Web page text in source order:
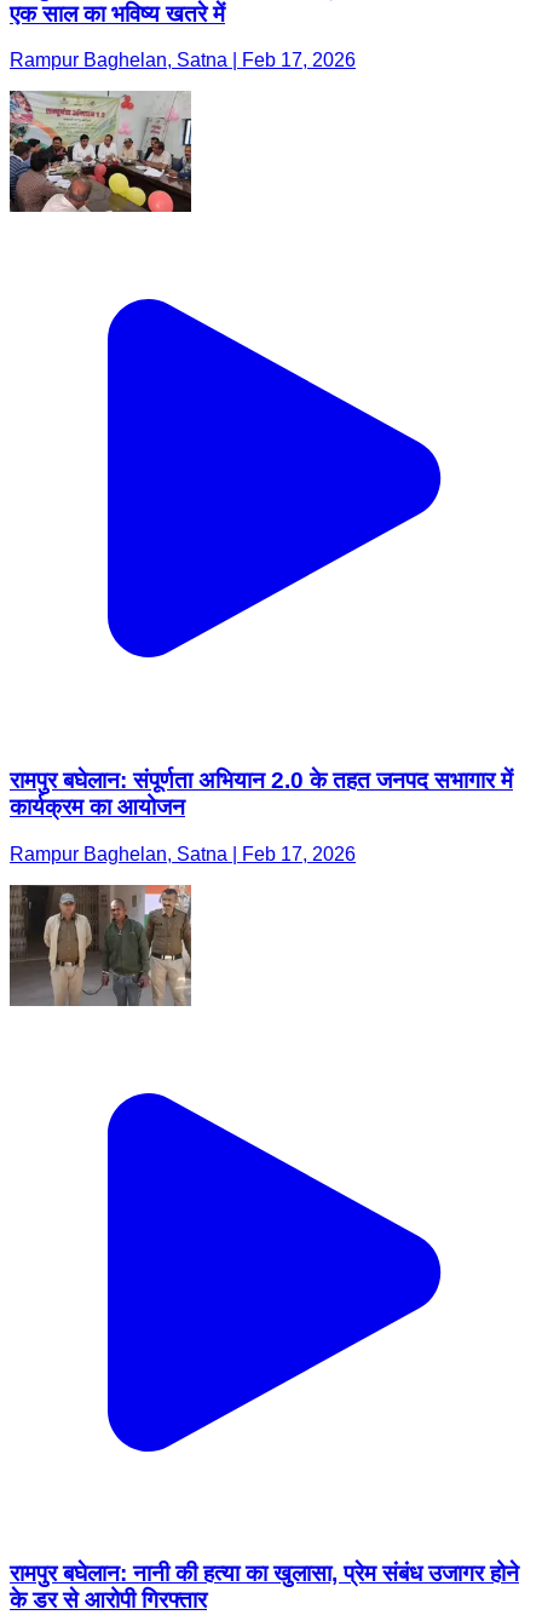
एक साल का भविष्य खतरे में
Rampur Baghelan, Satna | Feb 17, 2026
रामपुर बघेलान: संपूर्णता अभियान 2.0 के तहत जनपद सभागार में
कार्यक्रम का आयोजन
Rampur Baghelan, Satna | Feb 17, 2026
रामपुर बघेलान: नानी की हत्या का खुलासा, प्रेम संबंध उजागर होने
के डर से आरोपी गिरफ्तार